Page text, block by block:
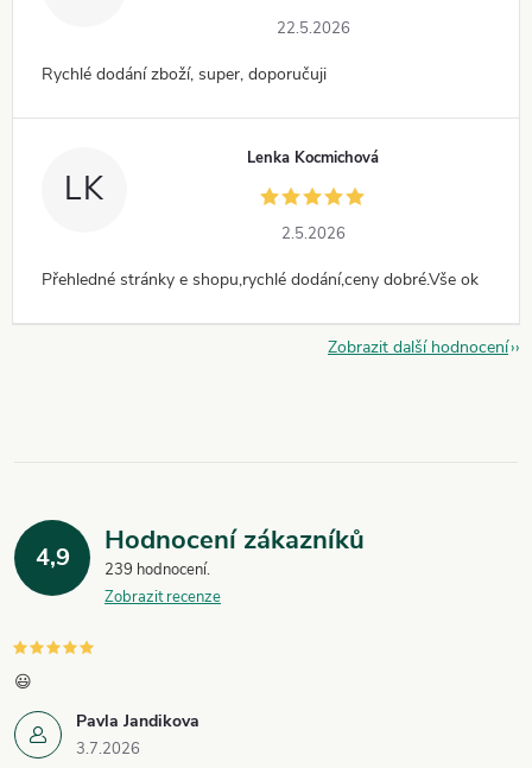
22.5.2026
Rychlé dodání zboží, super, doporučuji
LK
Lenka Kocmichová
2.5.2026
Přehledné stránky e shopu,rychlé dodání,ceny dobré.Vše ok
Zobrazit další hodnocení
4,9 Hodnocení zákazníků
239 hodnocení
Zobrazit recenze
Pavla Jandikova
3.7.2026
😃